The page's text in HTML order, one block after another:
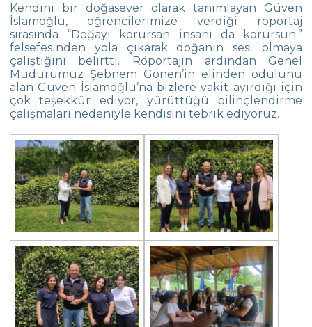
Çevre Lisesi Tarihin Sıfır Noktasında
Kabataş Model Birleşmiş Milletler
Konferansından İki Ödül
Çevre Kolejinde 19 Mayıs Coşkusu
Yıldız Kız Takımımız Türkiye Şampiyonu
Team Spirit Camp – Şile 2022
Çevre Lisesi “Aşiyan Müzesi”nde
Mezunlarla Kariyer Günleri
The Math League Başarısı
RYSMUN
Danimarka Okul Ortaklığı Projesi
Çevre Lisesi Matematik Yarışmasında
Kendini bir doğasever olarak tanımlayan Güven
İslamoğlu, öğrencilerimize verdiği röportaj
sırasında “Doğayı korursan insanı da korursun.”
felsefesinden yola çıkarak doğanın sesi olmaya
çalıştığını belirtti. Röportajın ardından Genel
Müdürümüz Şebnem Gönen’in elinden ödülünü
alan Güven İslamoğlu’na bizlere vakit ayırdığı için
çok teşekkür ediyor, yürüttüğü bilinçlendirme
çalışmaları nedeniyle kendisini tebrik ediyoruz.